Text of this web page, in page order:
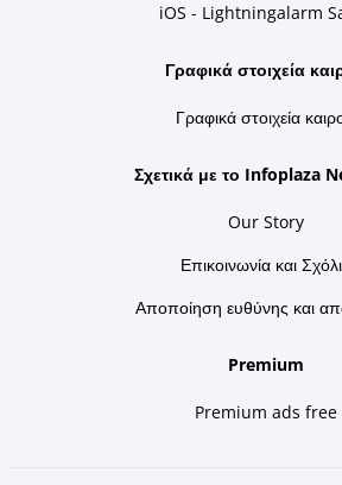
iOS - Lightningalarm
Γραφικά στοιχεία
Γραφικά στοιχεία
Σχετικά με το Infoplaza
Our Story
Επικοινωνία και
Αποποίηση ευθύνης και
Premium
Premium ads free